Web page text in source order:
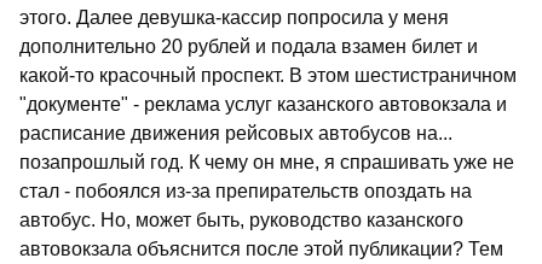
этого. Далее девушка-кассир попросила у меня
дополнительно 20 рублей и подала взамен билет и
какой-то красочный проспект. В этом шестистраничном
"документе" - реклама услуг казанского автовокзала и
расписание движения рейсовых автобусов на...
позапрошлый год. К чему он мне, я спрашивать уже не
стал - побоялся из-за препирательств опоздать на
автобус. Но, может быть, руководство казанского
автовокзала объяснится после этой публикации? Тем